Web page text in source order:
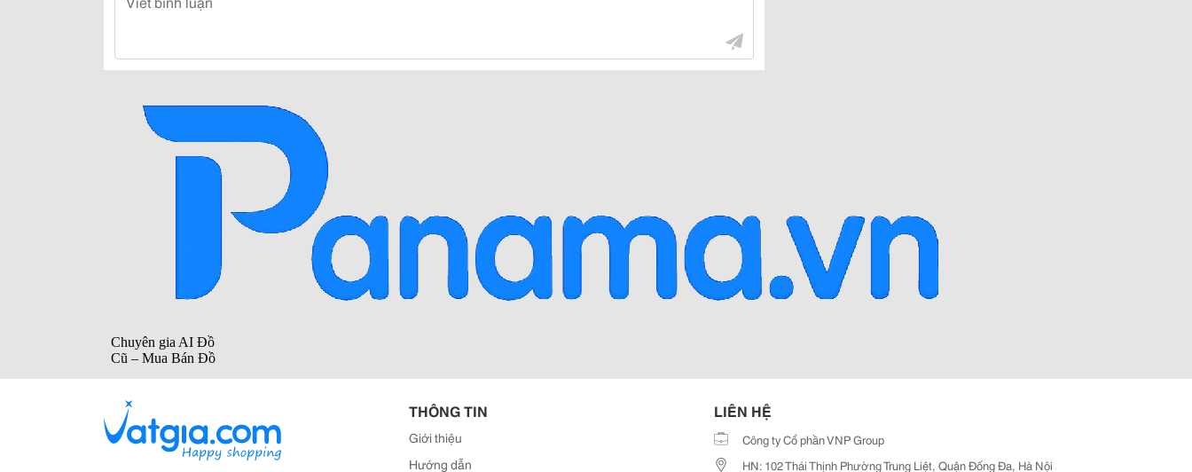
THÔNG TIN
Giới thiệu
Hướng dẫn
LIÊN HỆ
Công ty Cổ phần VNP Group
HN: 102 Thái Thịnh Phường Trung Liệt, Quận Đống Đa, Hà Nội